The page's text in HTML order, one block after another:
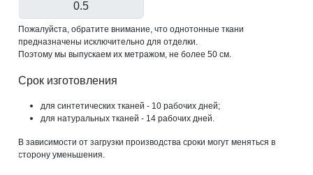
Пожалуйста, обратите внимание, что однотонные ткани
предназначены исключительно для отделки.
Поэтому мы выпускаем их метражом, не более 50 см.
Срок изготовления
для синтетических тканей - 10 рабочих дней;
для натуральных тканей - 14 рабочих дней.
В зависимости от загрузки производства сроки могут меняться в
сторону уменьшения.